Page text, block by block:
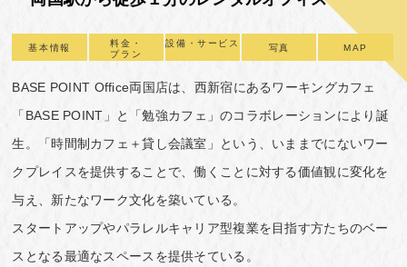
基本情報
料金・
プラン
設備・サービス 写真 MAP
BASE POINT Office両国店は、西新宿にあるワーキングカフェ
「BASE POINT」と「勉強カフェ」のコラボレーションにより誕
生。「時間制カフェ＋貸し会議室」という、いままでにないワー
クプレイスを提供することで、働くことに対する価値観に変化を
与え、新たなワーク文化を築いている。
スタートアップやパラレルキャリア型複業を目指す方たちのベー
スとなる最適なスペースを提供そている。